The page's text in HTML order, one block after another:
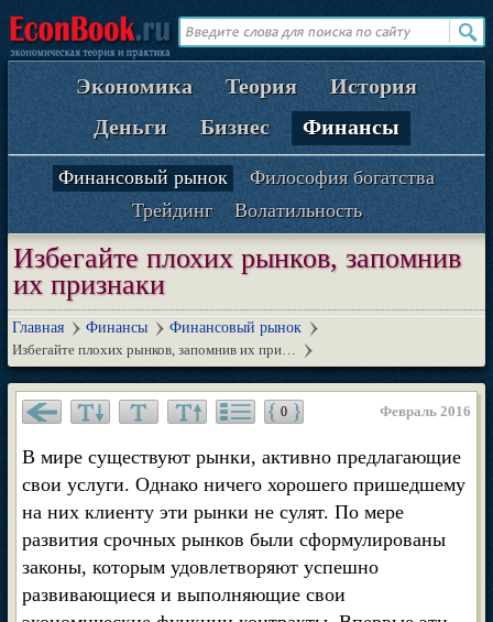
Экономика Теория
История
Деньги
Бизнес Финансы
Финансовый рынок
Философия богатства
Трейдинг
Волатильность
Избегайте плохих рынков, запомнив
их признаки
Главная Финансы
Финансовый рынок
Избегайте плохих рынков, запомнив их при…
0 Февраль 2016
В мире существуют рынки, активно предлагающие
свои услуги. Однако ничего хорошего пришедшему
на них клиенту эти рынки не сулят. По мере
развития срочных рынков были сформулированы
законы, которым удовлетворяют успешно
развивающиеся и выполняющие свои